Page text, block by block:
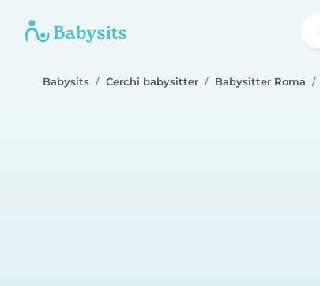
Babysits Cerchi babysitter Babysitter Roma